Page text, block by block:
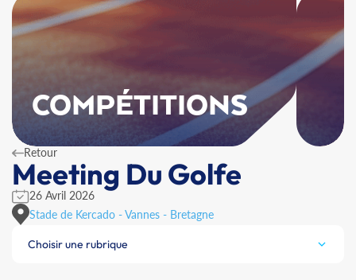
COMPÉTITIONS
Retour
Meeting Du Golfe
26 Avril 2026
Stade de Kercado - Vannes - Bretagne
Choisir une rubrique